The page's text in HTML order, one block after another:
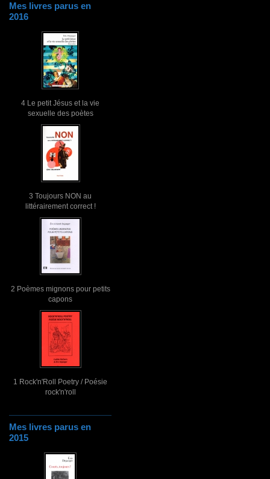
Mes livres parus en
2016
4 Le petit Jésus et la vie
sexuelle des poètes
3 Toujours NON au
littérairement correct !
2 Poèmes mignons pour petits
capons
1 Rock'n'Roll Poetry / Poésie
rock'n'roll
Mes livres parus en
2015